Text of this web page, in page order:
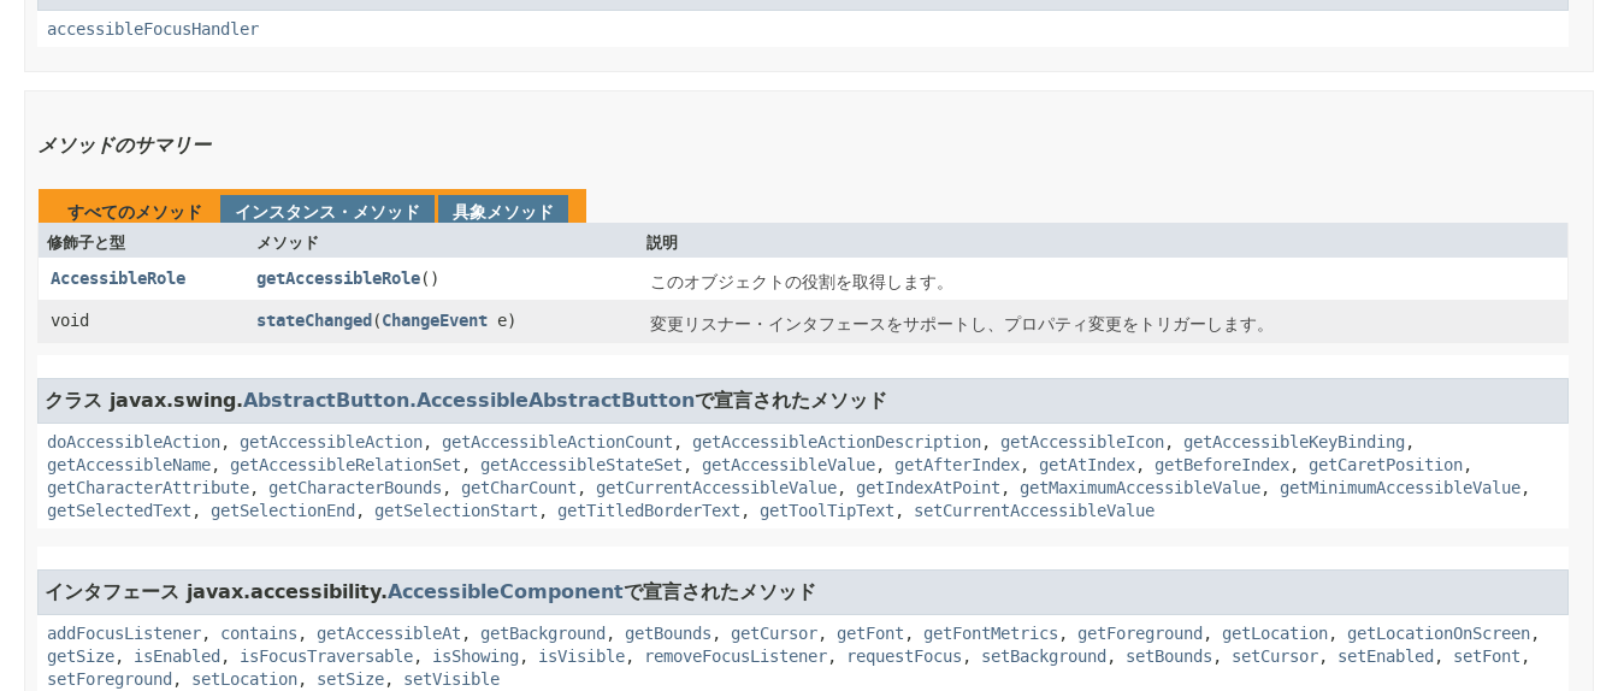
accessibleFocusHandler
メソッドのサマリー
すべてのメソッド インスタンス・メソッド 具象メソッド
修飾子と型 メソッド 説明
AccessibleRole getAccessibleRole() このオブジェクトの役割を取得します。
void stateChanged ​(ChangeEvent e) 変更リスナー・インタフェースをサポートし、プロパティ変更をトリガーします。
クラス javax.swing.AbstractButton.AccessibleAbstractButtonで宣言されたメソッド
doAccessibleAction, getAccessibleAction, getAccessibleActionCount , getAccessibleActionDescription, getAccessibleIcon, getAccessibleKeyBinding ,
getAccessibleName, getAccessibleRelationSet , getAccessibleStateSet , getAccessibleValue, getAfterIndex, getAtIndex, getBeforeIndex, getCaretPosition,
getCharacterAttribute, getCharacterBounds , getCharCount , getCurrentAccessibleValue, getIndexAtPoint , getMaximumAccessibleValue, getMinimumAccessibleValue,
getSelectedText , getSelectionEnd , getSelectionStart , getTitledBorderText , getToolTipText , setCurrentAccessibleValue
インタフェース javax.accessibility.AccessibleComponentで宣言されたメソッド
addFocusListener, contains , getAccessibleAt , getBackground , getBounds , getCursor, getFont , getFontMetrics , getForeground , getLocation, getLocationOnScreen,
getSize, isEnabled , isFocusTraversable, isShowing , isVisible, removeFocusListener, requestFocus , setBackground , setBounds , setCursor, setEnabled , setFont ,
setForeground , setLocation, setSize, setVisible